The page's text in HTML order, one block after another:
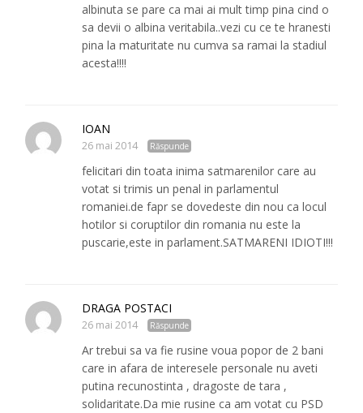
albinuta se pare ca mai ai mult timp pina cind o
sa devii o albina veritabila..vezi cu ce te hranesti
pina la maturitate nu cumva sa ramai la stadiul
acesta!!!!
IOAN
26 mai 2014 Răspunde
felicitari din toata inima satmarenilor care au
votat si trimis un penal in parlamentul
romaniei.de fapr se dovedeste din nou ca locul
hotilor si coruptilor din romania nu este la
puscarie,este in parlament.SATMARENI IDIOTI!!!
DRAGA POSTACI
26 mai 2014 Răspunde
Ar trebui sa va fie rusine voua popor de 2 bani
care in afara de interesele personale nu aveti
putina recunostinta , dragoste de tara ,
solidaritate.Da mie rusine ca am votat cu PSD